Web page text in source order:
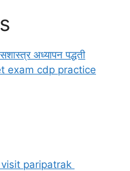
अध्यापन पद्धती
exam cdp practice
visit paripatrak